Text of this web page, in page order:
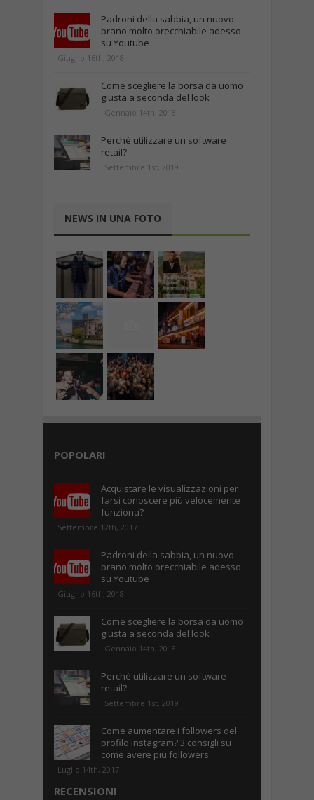
Padroni della sabbia, un nuovo
brano molto orecchiabile adesso
su Youtube
Giugno 16th, 2018
Come scegliere la borsa da uomo
giusta a seconda del look
Gennaio 14th, 2018
Perché utilizzare un software
retail?
Settembre 1st, 2019
NEWS IN UNA FOTO
POPOLARI
Acquistare le visualizzazioni per
farsi conoscere più velocemente
funziona?
Settembre 12th, 2017
Padroni della sabbia, un nuovo
brano molto orecchiabile adesso
su Youtube
Giugno 16th, 2018
Come scegliere la borsa da uomo
giusta a seconda del look
Gennaio 14th, 2018
Perché utilizzare un software
retail?
Settembre 1st, 2019
Come aumentare i followers del
profilo instagram? 3 consigli su
come avere piu followers.
Luglio 14th, 2017
RECENSIONI